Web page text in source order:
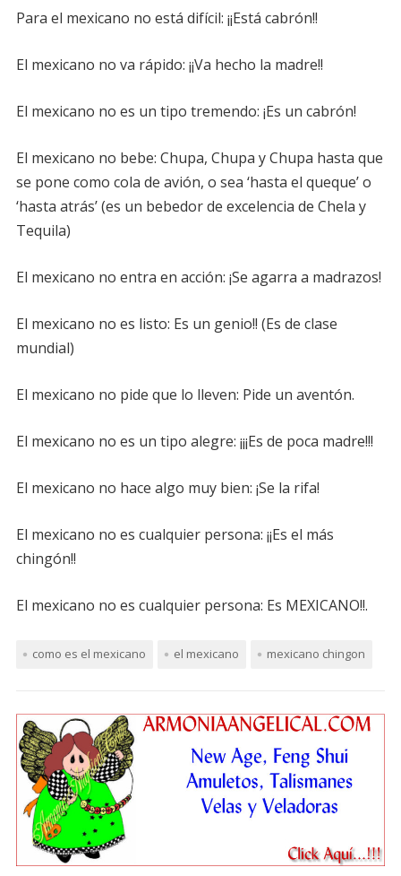
Para el mexicano no está difícil: ¡¡Está cabrón!!
El mexicano no va rápido: ¡¡Va hecho la madre!!
El mexicano no es un tipo tremendo: ¡Es un cabrón!
El mexicano no bebe: Chupa, Chupa y Chupa hasta que
se pone como cola de avión, o sea ‘hasta el queque’ o
‘hasta atrás’ (es un bebedor de excelencia de Chela y
Tequila)
El mexicano no entra en acción: ¡Se agarra a madrazos!
El mexicano no es listo: Es un genio!! (Es de clase
mundial)
El mexicano no pide que lo lleven: Pide un aventón.
El mexicano no es un tipo alegre: ¡¡¡Es de poca madre!!!
El mexicano no hace algo muy bien: ¡Se la rifa!
El mexicano no es cualquier persona: ¡¡Es el más
chingón!!
El mexicano no es cualquier persona: Es MEXICANO!!.
como es el mexicano el mexicano mexicano chingon